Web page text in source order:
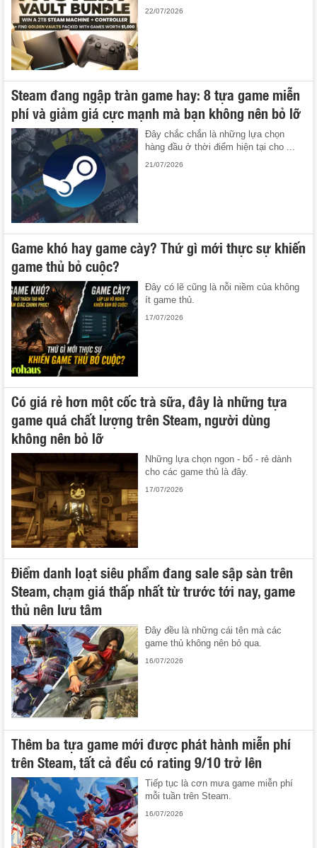
22/07/2026
Steam đang ngập tràn game hay: 8 tựa game miễn
phí và giảm giá cực mạnh mà bạn không nên bỏ lỡ
Đây chắc chắn là những lựa chọn
hàng đầu ở thời điểm hiện tại cho ...
21/07/2026
Game khó hay game cày? Thứ gì mới thực sự khiến
game thủ bỏ cuộc?
Đây có lẽ cũng là nỗi niềm của không
ít game thủ.
17/07/2026
Có giá rẻ hơn một cốc trà sữa, đây là những tựa
game quá chất lượng trên Steam, người dùng
không nên bỏ lỡ
Những lựa chọn ngon - bổ - rẻ dành
cho các game thủ là đây.
17/07/2026
Điểm danh loạt siêu phẩm đang sale sập sàn trên
Steam, chạm giá thấp nhất từ trước tới nay, game
thủ nên lưu tâm
Đây đều là những cái tên mà các
game thủ không nên bỏ qua.
16/07/2026
Thêm ba tựa game mới được phát hành miễn phí
trên Steam, tất cả đều có rating 9/10 trở lên
Tiếp tục là cơn mưa game miễn phí
mỗi tuần trên Steam.
16/07/2026